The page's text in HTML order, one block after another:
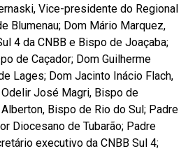
Vice-presidente do Regional
Blumenau; Dom Mário Marquez,
4 da CNBB e Bispo de Joaçaba;
de Caçador; Dom Guilherme
Lages; Dom Jacinto Inácio Flach,
José Magri, Bispo de
Bispo de Rio do Sul; Padre
Diocesano de Tubarão; Padre
executivo da CNBB Sul 4;